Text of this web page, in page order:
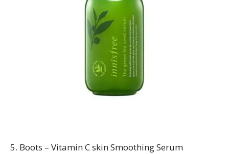
5. Boots – Vitamin C skin Smoothing Serum